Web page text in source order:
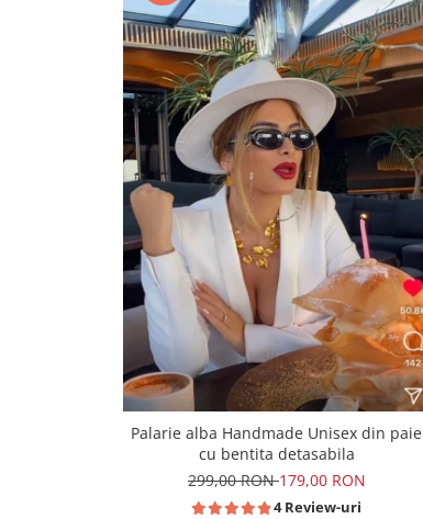
Palarie alba Handmade Unisex din paie
cu bentita detasabila
299,00 RON179,00 RON
4 Review-uri